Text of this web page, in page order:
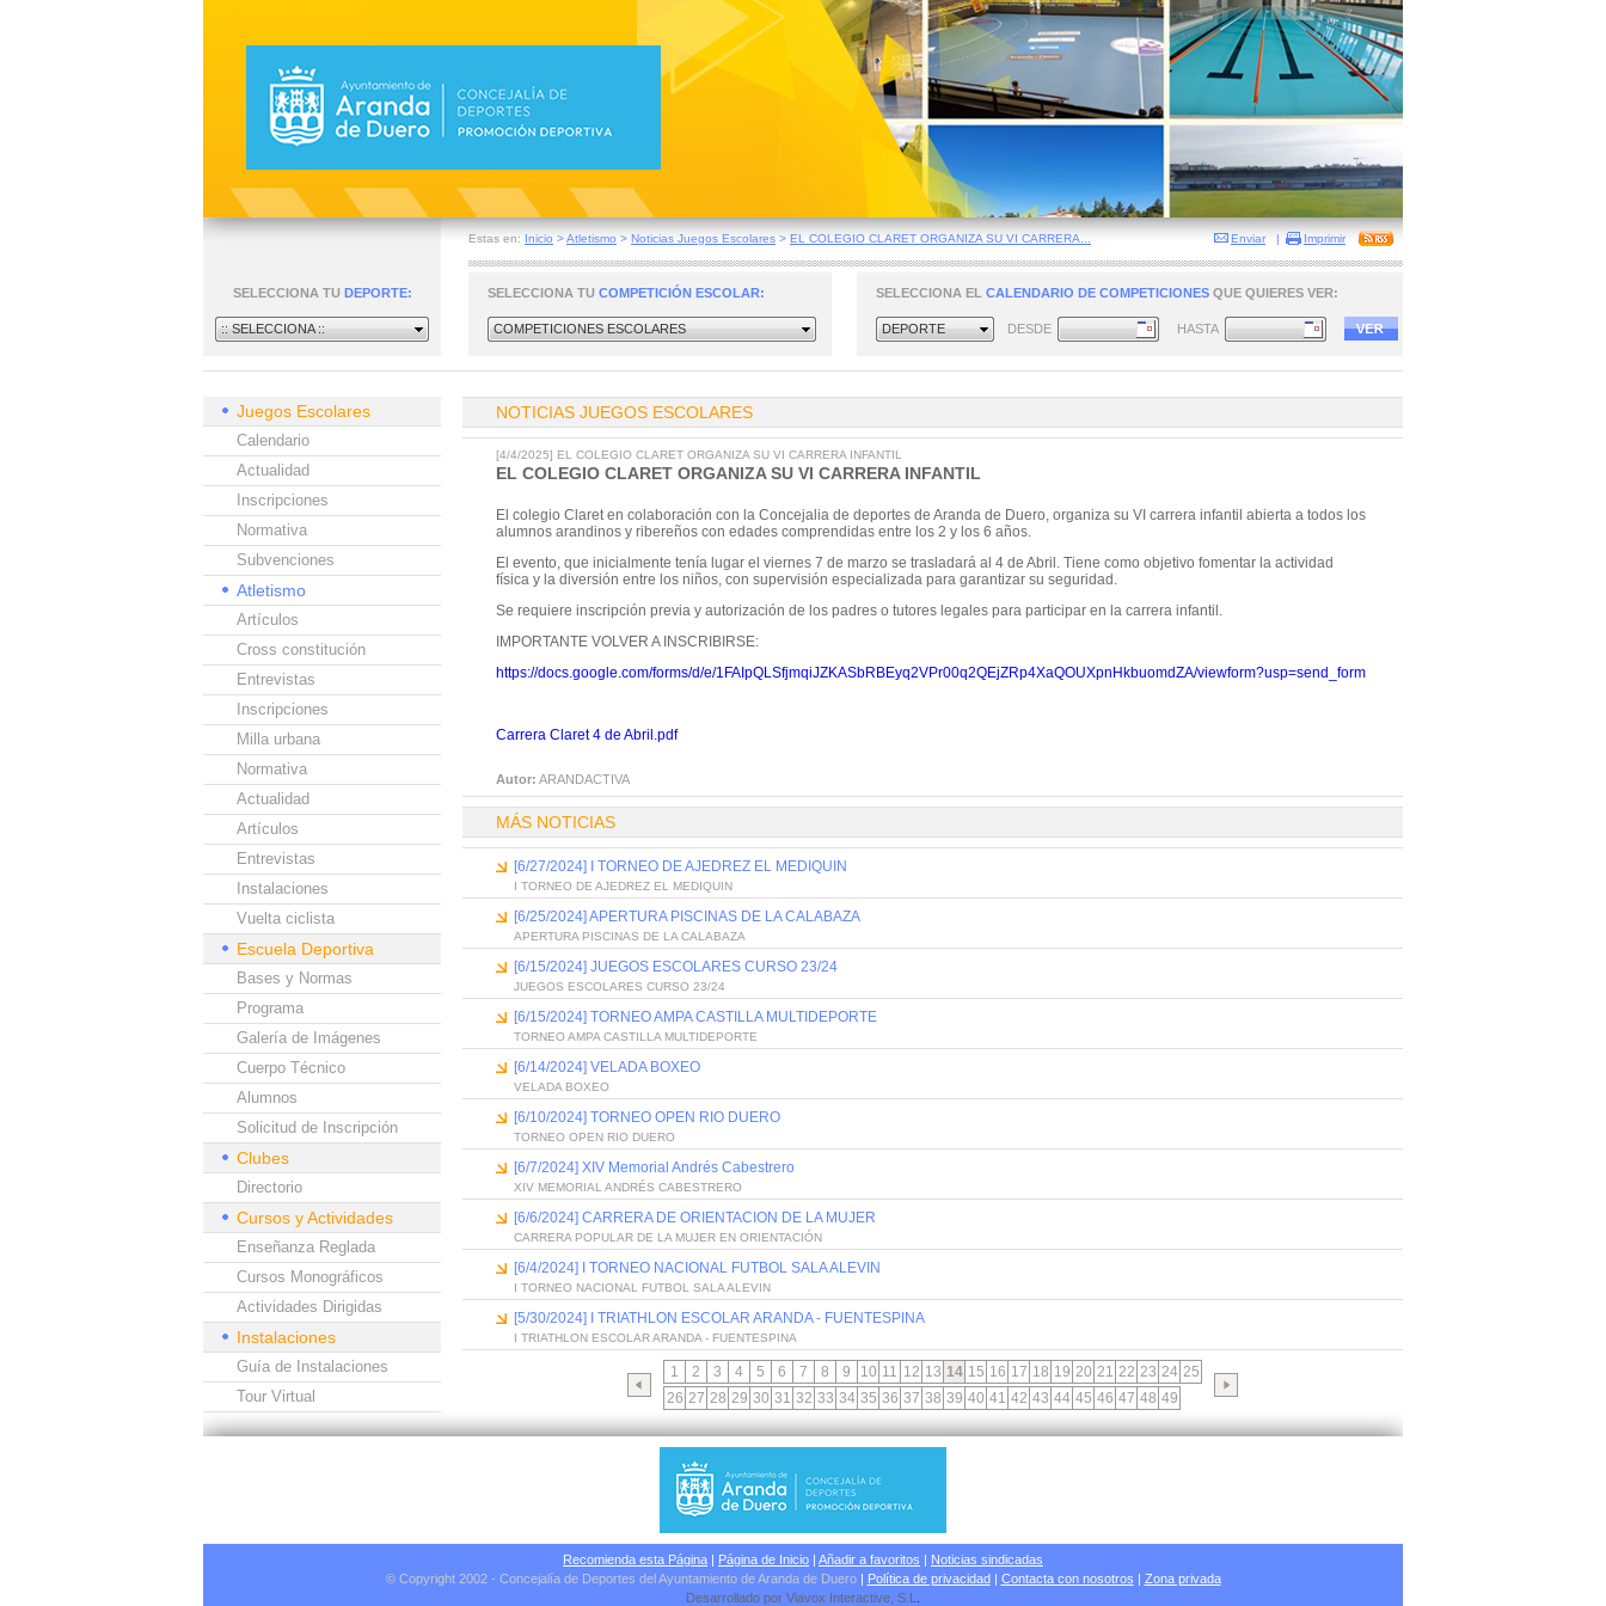
Estas en: Inicio >Atletismo > Noticias Juegos Escolares > EL COLEGIO CLARET ORGANIZA SU VI CARRERA... Enviar | Imprimir
SELECCIONA TU DEPORTE:
:: SELECCIONA ::
SELECCIONA TU COMPETICIÓN ESCOLAR:
COMPETICIONES ESCOLARES
SELECCIONA EL CALENDARIO DE COMPETICIONES QUE QUIERES VER:
DEPORTE DESDE HASTA
Juegos Escolares
Calendario
Actualidad
Inscripciones
Normativa
Subvenciones
Atletismo
Artículos
Cross constitución
Entrevistas
Inscripciones
Milla urbana
Normativa
Actualidad
Artículos
Entrevistas
Instalaciones
Vuelta ciclista
Escuela Deportiva
Bases y Normas
Programa
Galería de Imágenes
Cuerpo Técnico
Alumnos
Solicitud de Inscripción
Clubes
Directorio
Cursos y Actividades
Enseñanza Reglada
Cursos Monográficos
Actividades Dirigidas
Instalaciones
Guía de Instalaciones
Tour Virtual
NOTICIAS JUEGOS ESCOLARES
[4/4/2025] EL COLEGIO CLARET ORGANIZA SU VI CARRERA INFANTIL
EL COLEGIO CLARET ORGANIZA SU VI CARRERA INFANTIL
El colegio Claret en colaboración con la Concejalia de deportes de Aranda de Duero, organiza su VI carrera infantil abierta a todos los
alumnos arandinos y ribereños con edades comprendidas entre los 2 y los 6 años.
El evento, que inicialmente tenía lugar el viernes 7 de marzo se trasladará al 4 de Abril. Tiene como objetivo fomentar la actividad
física y la diversión entre los niños, con supervisión especializada para garantizar su seguridad.
Se requiere inscripción previa y autorización de los padres o tutores legales para participar en la carrera infantil.
IMPORTANTE VOLVER A INSCRIBIRSE:
https://docs.google.com/forms/d/e/1FAIpQLSfjmqiJZKASbRBEyq2VPr00q2QEjZRp4XaQOUXpnHkbuomdZA/viewform?usp=send_form
Carrera Claret 4 de Abril.pdf
Autor: ARANDACTIVA
MÁS NOTICIAS
[6/27/2024] I TORNEO DE AJEDREZ EL MEDIQUIN
I TORNEO DE AJEDREZ EL MEDIQUIN
[6/25/2024] APERTURA PISCINAS DE LA CALABAZA
APERTURA PISCINAS DE LA CALABAZA
[6/15/2024] JUEGOS ESCOLARES CURSO 23/24
JUEGOS ESCOLARES CURSO 23/24
[6/15/2024] TORNEO AMPA CASTILLA MULTIDEPORTE
TORNEO AMPA CASTILLA MULTIDEPORTE
[6/14/2024] VELADA BOXEO
VELADA BOXEO
[6/10/2024] TORNEO OPEN RIO DUERO
TORNEO OPEN RIO DUERO
[6/7/2024] XIV Memorial Andrés Cabestrero
XIV MEMORIAL ANDRÉS CABESTRERO
[6/6/2024] CARRERA DE ORIENTACION DE LA MUJER
CARRERA POPULAR DE LA MUJER EN ORIENTACIÓN
[6/4/2024] I TORNEO NACIONAL FUTBOL SALA ALEVIN
I TORNEO NACIONAL FUTBOL SALA ALEVIN
[5/30/2024] I TRIATHLON ESCOLAR ARANDA - FUENTESPINA
I TRIATHLON ESCOLAR ARANDA - FUENTESPINA
1 2 3 4 5 6 7 8 9 10 11 12 13 14 15 16 17 18 19 20 21 22 23 24 25
26 27 28 29 30 31 32 33 34 35 36 37 38 39 40 41 42 43 44 45 46 47 48 49
Recomienda esta Página | Página de Inicio | Añadir a favoritos | Noticias sindicadas
© Copyright 2002 - Concejalía de Deportes del Ayuntamiento de Aranda de Duero| Política de privacidad| Contacta con nosotros | Zona privada
Desarrollado por Viavox Interactive , S.L